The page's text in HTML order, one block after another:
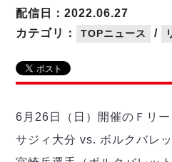
個人ランキング｜シュート
個人ランキング｜シュート成功
メットライフ生命Ｆ２
試合日程
順位表
しながわシティ
立川アスレティックFC
ペスカドーラ町田
湘南ベルマーレ
名古屋オーシャンズ
シュライカー大阪
ボルクバレット北九州
リーグ概要 ABOUT US
リーグ概要
日本フットサルリーグについ
大会概要
過去の記録 ARCHIVE
過去の試合記録
プロジェクト PROJECT
カテゴリ： TOPニュース /
配信日：2022.06.27
6月26日（日）開催のＦリ
サジィ大分 vs. ボルクバレ